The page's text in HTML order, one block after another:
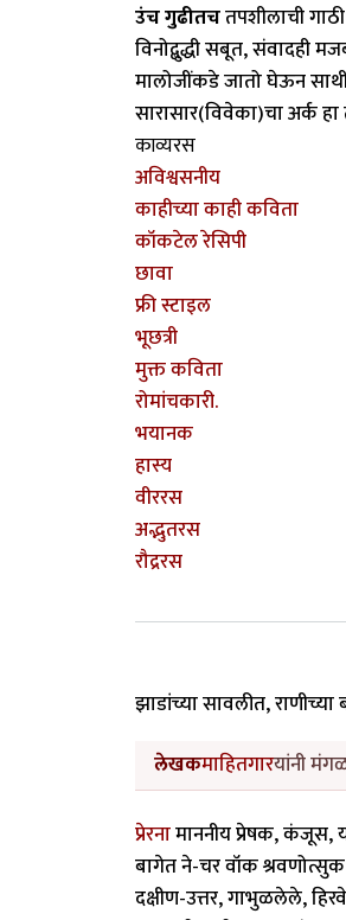
उंच गुढीतचतपशीलाची
विनोद्बुद्धी सबूत, संवादही
मालोजींकडे जातो घेऊन
सारासार(विवेका)चा अर्क हा
काव्यरस
अविश्वसनीय
काहीच्या काही कविता
कॉकटेल रेसिपी
छावा
फ्री स्टाइल
भूछत्री
मुक्त कविता
रोमांचकारी.
भयानक
हास्य
वीररस
अद्भुतरस
रौद्ररस
झाडांच्या सावलीत, राणीच्या
लेखकमाहितगारयांनी
प्रेरनामाननीय प्रेषक, कंजूस,
बागेत ने-चर वॉक श्रवणोत्सुक
दक्षीण-उत्तर, गाभुळलेले,